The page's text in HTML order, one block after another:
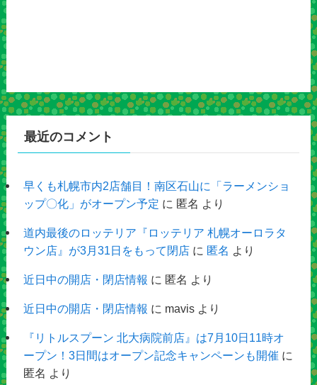
最近のコメント
早くも札幌市内2店舗目！南区石山に「ラーメンショ
ップ〇化」がオープン予定 に 匿名 より
道内最後のロッテリア『ロッテリア 札幌オーロラタ
ウン店』が3月31日をもって閉店に 匿名 より
近日中の開店・閉店情報 に 匿名 より
近日中の開店・閉店情報 に mavisより
『リトルスプーン 北大病院前店』は7月10日11時オ
ープン！3日間はオープン記念キャンペーンも開催 に
匿名 より